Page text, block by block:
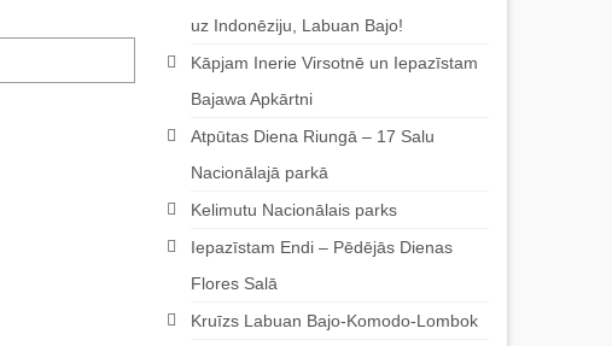
uz Indonēziju, Labuan Bajo!
Kāpjam Inerie Virsotnē un Iepazīstam
Bajawa Apkārtni
Atpūtas Diena Riungā – 17 Salu
Nacionālajā parkā
Kelimutu Nacionālais parks
Iepazīstam Endi – Pēdējās Dienas
Flores Salā
Kruīzs Labuan Bajo-Komodo-Lombok